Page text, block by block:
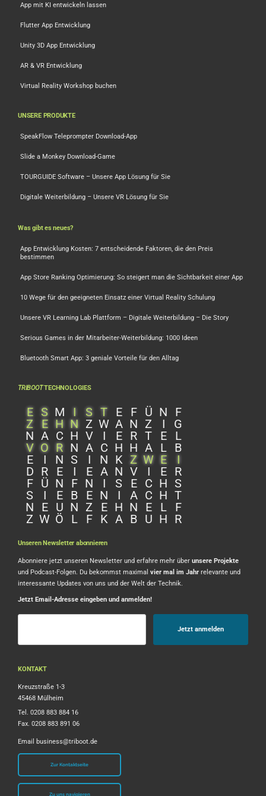
App mit KI entwickeln lassen
Flutter App Entwicklung
Unity 3D App Entwicklung
AR & VR Entwicklung
Virtual Reality Workshop buchen
UNSERE PRODUKTE
SpeakFlow Teleprompter Download-App
Slide a Monkey Download-Game
TOURGUIDE Software – Unsere App Lösung für Sie
Digitale Weiterbildung – Unsere VR Lösung für Sie
Was gibt es neues?
App Entwicklung Kosten: 7 entscheidende Faktoren, die den Preis
bestimmen
App Store Ranking Optimierung: So steigert man die Sichtbarkeit einer App
10 Wege für den geeigneten Einsatz einer Virtual Reality Schulung
Unsere VR Learning Lab Plattform – Digitale Weiterbildung – Die Story
Serious Games in der Mitarbeiter-Weiterbildung: 1000 Ideen
Bluetooth Smart App: 3 geniale Vorteile für den Alltag
TRIBOOTTECHNOLOGIES
E S M I S T E F Ü N
F
Z E H N Z W A N Z I
G
N A C H V I E R T E
L
V O R N A C H H A L
B
E
I N S I N K Z W E
I
D R E I E A N V I E
R
F
Ü N F N I S E C H S
S
I E B E N I A C H T
N
E U N Z E H N E L
F
Z W Ö L F K A B U H R
Unseren Newsletter abonnieren
Abonniere jetzt unseren Newsletter und erfahre mehr über unsere Projekte
und Podcast-Folgen. Du bekommst maximal vier mal im Jahr relevante und
interessante Updates von uns und der Welt der Technik.
Jetzt Email-Adresse eingeben und anmelden!
KONTAKT
Kreuzstraße 1-3
45468 Mülheim
Tel. 0208 883 884 16
Fax. 0208 883 891 06
Email business@triboot.de
Zur Kontaktseite
Zu uns navigieren